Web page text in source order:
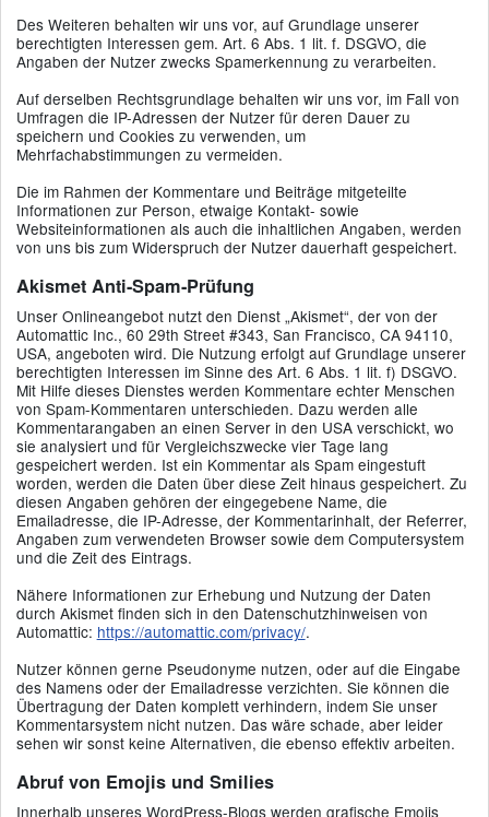
Des Weiteren behalten wir uns vor, auf Grundlage unserer
berechtigten Interessen gem. Art. 6 Abs. 1 lit. f. DSGVO, die
Angaben der Nutzer zwecks Spamerkennung zu verarbeiten.
Auf derselben Rechtsgrundlage behalten wir uns vor, im Fall von
Umfragen die IP-Adressen der Nutzer für deren Dauer zu
speichern und Cookies zu verwenden, um
Mehrfachabstimmungen zu vermeiden.
Die im Rahmen der Kommentare und Beiträge mitgeteilte
Informationen zur Person, etwaige Kontakt- sowie
Websiteinformationen als auch die inhaltlichen Angaben, werden
von uns bis zum Widerspruch der Nutzer dauerhaft gespeichert.
Akismet Anti-Spam-Prüfung
Unser Onlineangebot nutzt den Dienst „Akismet“, der von der
Automattic Inc., 60 29th Street #343, San Francisco, CA 94110,
USA, angeboten wird. Die Nutzung erfolgt auf Grundlage unserer
berechtigten Interessen im Sinne des Art. 6 Abs. 1 lit. f) DSGVO.
Mit Hilfe dieses Dienstes werden Kommentare echter Menschen
von Spam-Kommentaren unterschieden. Dazu werden alle
Kommentarangaben an einen Server in den USA verschickt, wo
sie analysiert und für Vergleichszwecke vier Tage lang
gespeichert werden. Ist ein Kommentar als Spam eingestuft
worden, werden die Daten über diese Zeit hinaus gespeichert. Zu
diesen Angaben gehören der eingegebene Name, die
Emailadresse, die IP-Adresse, der Kommentarinhalt, der Referrer,
Angaben zum verwendeten Browser sowie dem Computersystem
und die Zeit des Eintrags.
Nähere Informationen zur Erhebung und Nutzung der Daten
durch Akismet finden sich in den Datenschutzhinweisen von
Automattic: https://automattic.com/privacy/.
Nutzer können gerne Pseudonyme nutzen, oder auf die Eingabe
des Namens oder der Emailadresse verzichten. Sie können die
Übertragung der Daten komplett verhindern, indem Sie unser
Kommentarsystem nicht nutzen. Das wäre schade, aber leider
sehen wir sonst keine Alternativen, die ebenso effektiv arbeiten.
Abruf von Emojis und Smilies
Innerhalb unseres WordPress-Blogs werden grafische Emojis